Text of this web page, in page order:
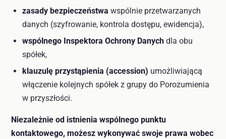
zasady bezpieczeństwa wspólnie przetwarzanych
danych (szyfrowanie, kontrola dostępu, ewidencja),
wspólnego Inspektora Ochrony Danych dla obu
spółek,
klauzulę przystąpienia (accession) umożliwiającą
włączenie kolejnych spółek z grupy do Porozumienia
w przyszłości.
Niezależnie od istnienia wspólnego punktu
kontaktowego, możesz wykonywać swoje prawa wobec